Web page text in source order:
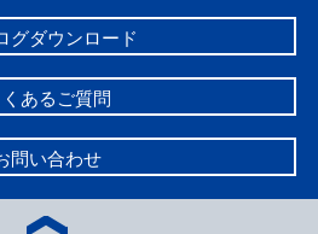
グダウンロード
くあるご質問
問い合わせ